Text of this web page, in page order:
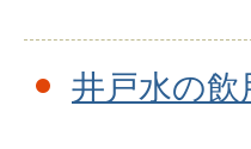
井戸水の飲